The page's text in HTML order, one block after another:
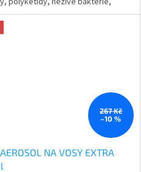
267 Kč
–10 %
NA VOSY EXTRA